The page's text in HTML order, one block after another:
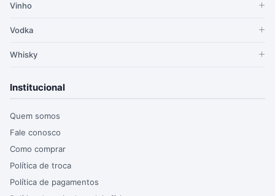
Vinho
Vodka
Whisky
Institucional
Quem somos
Fale conosco
Como comprar
Política de troca
Política de pagamentos